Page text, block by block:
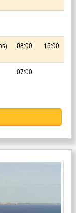
08:00 15:00
07:00